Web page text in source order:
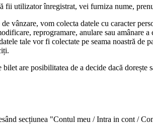
utilizator înregistrat, vei furniza nume,
vom colecta datele cu caracter
reprogramare, anulare sau
tale vor fi colectate pe seama noastră de
are posibilitatea de a decide dacă
secțiunea "Contul meu / Intra in cont /